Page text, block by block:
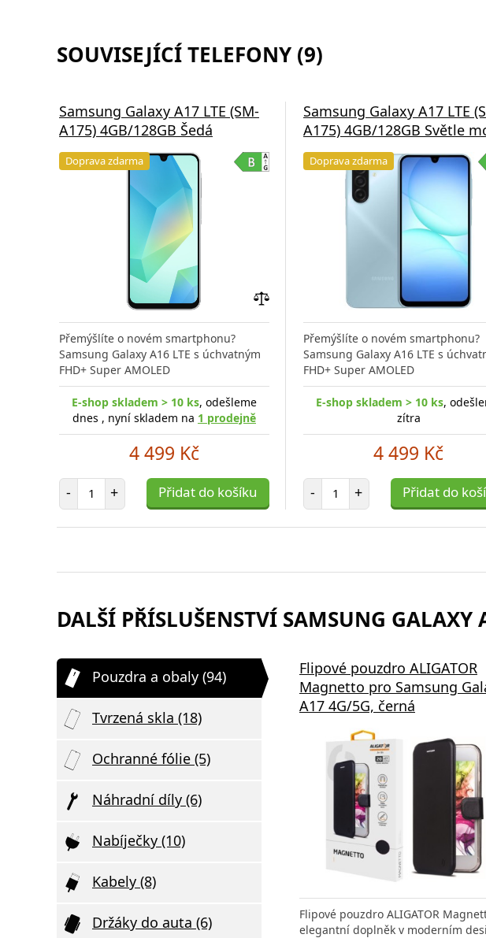
SOUVISEJÍCÍ TELEFONY (9)
Samsung Galaxy A17 LTE (SM-
A175) 4GB/128GB Šedá
Doprava zdarma
porovnání
Přemýšlíte o novém smartphonu?
Samsung Galaxy A16 LTE s úchvatným
FHD+ Super AMOLED
E-shop skladem > 10 ks, odešleme
dnes , nyní skladem na 1 prodejně
4 499 Kč
- Počet položek
+ Přidat do košíku
Samsung Galaxy A17 LTE
A175) 4GB/128GB Světle
Doprava zdarma
Přemýšlíte o novém smartphonu?
Samsung Galaxy A16 LTE s
FHD+ Super AMOLED
E-shop skladem > 10 ks,
zítra
4 499 Kč
- Počet položek
+ Přidat do
DALŠÍ PŘÍSLUŠENSTVÍ SAMSUNG
Pouzdra a obaly (94)
Tvrzená skla (18)
Ochranné fólie (5)
Náhradní díly (6)
Nabíječky (10)
Kabely (8)
Držáky do auta (6)
Flipové pouzdro ALIGATOR
Magnetto pro Samsung
A17 4G/5G, černá
Flipové pouzdro ALIGATOR
elegantní doplněk v moderním